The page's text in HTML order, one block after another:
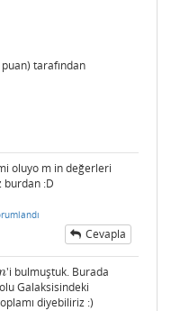
puan) tarafından
oluyo m in değerleri
burdan :D
Cevapla
'i bulmuştuk. Burada
Galaksisindeki
diyebiliriz :)